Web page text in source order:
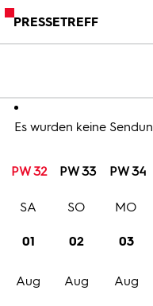
PRESSETREFF
Es wurden keine
PW 32 PW 33 PW 34
01
Aug
SA
02
Aug
SO
03
Aug
MO